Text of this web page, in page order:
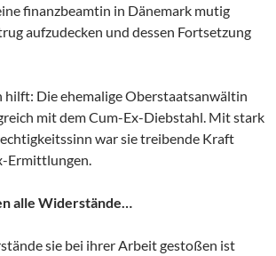
finanzbeamtin in Dänemark mutig
aufzudecken und dessen Fortsetzung
hilft: Die ehemalige Oberstaatsanwältin
mit dem Cum-Ex-Diebstahl. Mit stark
war sie treibende Kraft
Ermittlungen.
alle Widerstände…
sie bei ihrer Arbeit gestoßen ist